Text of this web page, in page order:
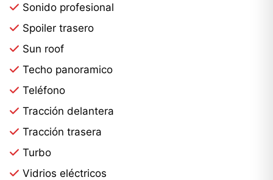
Sonido profesional
Spoiler trasero
Sun roof
Techo panoramico
Teléfono
Tracción delantera
Tracción trasera
Turbo
Vidrios eléctricos